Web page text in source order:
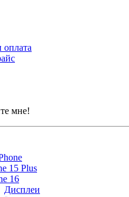
оплата
мне!
15 Plus
16
Дисплеи